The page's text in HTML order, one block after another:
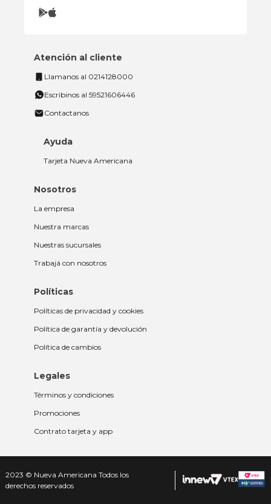
Atención al cliente
Llamanos al 0214128000
Escribinos al 59521606446
Contactanos
Ayuda
Tarjeta Nueva Americana
Nosotros
La empresa
Nuestra marcas
Nuestras sucursales
Trabajá con nosotros
Políticas
Políticas de privacidad y cookies
Política de garantía y devolución
Política de cambios
Legales
Términos y condiciones
Promociones
Contrato tarjeta y app
2023 © Nueva Americana Todos los
derechos reservados